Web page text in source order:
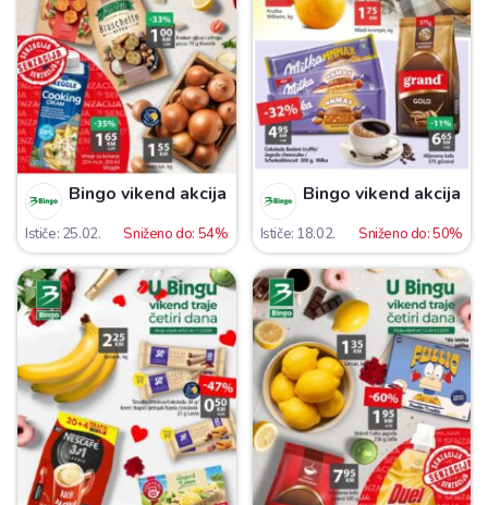
Bingo vikend akcija
Ističe: 25.02. Sniženo do: 54%
Bingo vikend akcija
Ističe: 18.02. Sniženo do: 50%